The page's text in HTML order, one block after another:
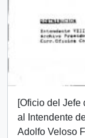
[Oficio del
al Intendente
Adolfo Veloso